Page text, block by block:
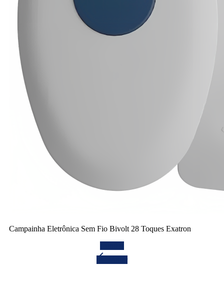
Campainha Eletrônica Sem Fio Bivolt 28 Toques Exatron
arrow_back